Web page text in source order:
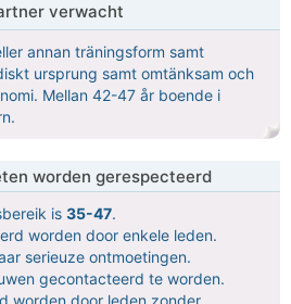
verwacht
annan träningsform samt
ursprung samt omtänksam och
Mellan 42-47 år boende i
worden gerespecteerd
is 35-47.
worden door enkele leden.
serieuze ontmoetingen.
gecontacteerd te worden.